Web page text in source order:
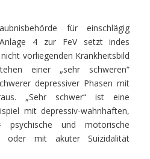
für einschlägig
4 zur FeV setzt indes
vorliegenden Krankheitsbild
einer „sehr schweren“
depressiver Phasen mit
„Sehr schwer“ ist eine
mit depressiv-wahnhaften,
psychische und motorische
oder mit akuter Suizidalität